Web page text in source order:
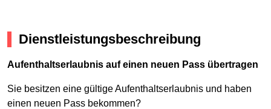
Dienstleistungsbeschreibung
Aufenthaltserlaubnis auf einen neuen Pass übertragen
Sie besitzen eine gültige Aufenthaltserlaubnis und haben
einen neuen Pass bekommen?